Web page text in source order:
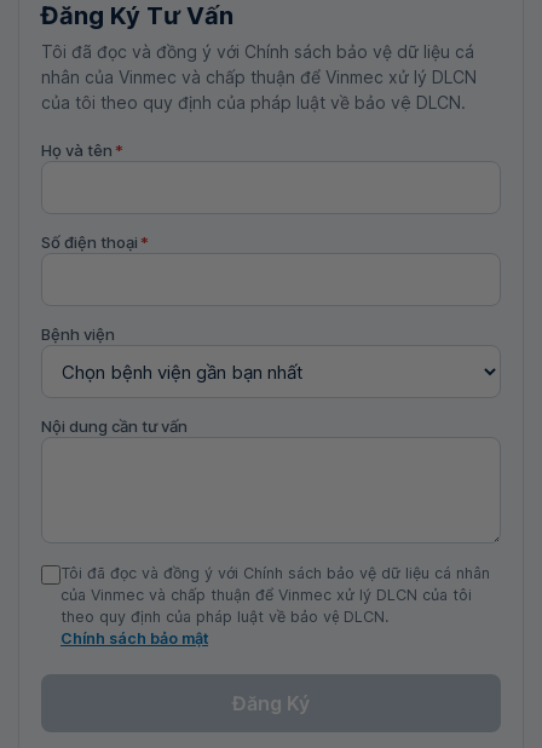
Đăng Ký Tư Vấn
Tôi đã đọc và đồng ý với Chính sách bảo vệ dữ liệu cá
nhân của Vinmec và chấp thuận để Vinmec xử lý DLCN
của tôi theo quy định của pháp luật về bảo vệ DLCN.
Họ và tên *
Số điện thoại *
Bệnh viện
Nội dung cần tư vấn
Tôi đã đọc và đồng ý với Chính sách bảo vệ dữ liệu cá nhân
của Vinmec và chấp thuận để Vinmec xử lý DLCN của tôi
theo quy định của pháp luật về bảo vệ DLCN.
Chính sách bảo mật
Đăng Ký